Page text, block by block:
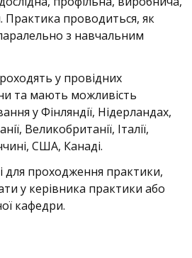
Практика проводиться, як
з навчальним
у провідних
та мають можливість
у Фінляндії, Нідерландах,
Великобританії, Італії,
США, Канаді.
для проходження практики,
у керівника практики або
кафедри.